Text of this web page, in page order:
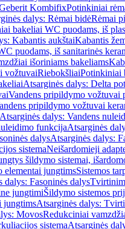
KombifixPotinkiniai
dalys: Rėmai bidėRėmai
bakeliai WC puodams, iš
Kabantis aukštaiKabantis
puodams, iš sanitarinės
išoriniams bakeliams
vožtuvaiRiebokšliaiPotinkiniai
Atsarginės dalys: Delta
Vandens pripildymo vožtuvai
pripildymo vožtuvai
Atsarginės dalys: Vandens
funkcijaAtsarginės
dalysAtsarginės dalys:
sistemaNeišardomieji
šildymo sistemai,
elementai jungtimsSistemos
dalys: Fasoninės dalys
jungtimiŠildymo sistemos
jungtimsAtsarginės dalys:
MovosRedukciniai
sistemaAtsarginės